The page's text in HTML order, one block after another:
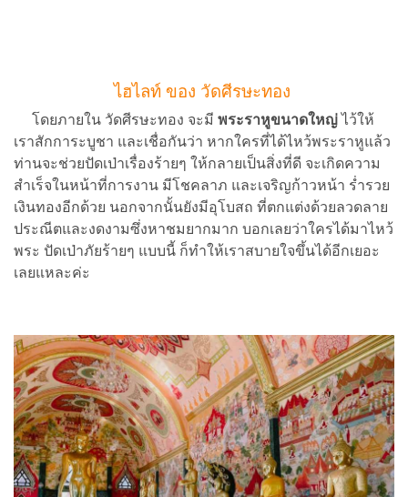
ไฮไลท์ ของ วัดศีรษะทอง
โดยภายใน วัดศีรษะทอง จะมี พระราหูขนาดใหญ่ไว้ให้
เราสักการะบูชา และเชื่อกันว่า หากใครที่ได้ไหว้พระราหูแล้ว
ท่านจะช่วยปัดเป่าเรื่องร้ายๆ ให้กลายเป็นสิ่งที่ดี จะเกิดความ
สำเร็จในหน้าที่การงาน มีโชคลาภ และเจริญก้าวหน้า ร่ำรวย
เงินทองอีกด้วย นอกจากนั้นยังมีอุโบสถ ที่ตกแต่งด้วยลวดลาย
ประณีตและงดงามซึ่งหาชมยากมาก บอกเลยว่าใครได้มาไหว้
พระ ปัดเป่าภัยร้ายๆ แบบนี้ ก็ทำให้เราสบายใจขึ้นได้อีกเยอะ
เลยแหละค่ะ